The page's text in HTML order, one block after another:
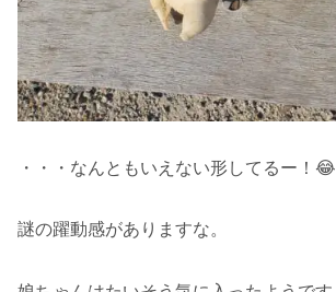
・・・なんともいえない形してるー！😂
謎の躍動感がありますな。